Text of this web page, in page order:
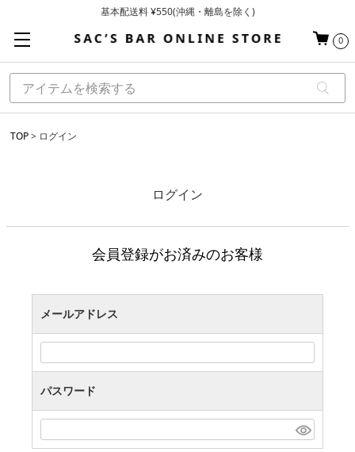
基本配送料 ¥550(沖縄・離島を除く)
お買い上げ合計¥3,980以上で送料無料
0
TOP ログイン
ログイン
会員登録がお済みのお客様
メールアドレス
パスワード